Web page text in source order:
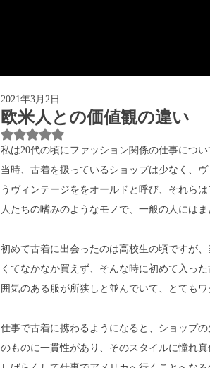
欧米人との価値観の違い
2021年3月2日
5つ星のうちNaNと評価されています。
私は20代の頃にファッション関係の仕事につい
当時、古着を扱っているショップは少なく、
うヴィンテージををオールドと呼び、それら
人たちの嗜みのようなモノで、一般の人には
初めて古着に出会ったのは高校生の頃ですが
くてなかなか買えず、そんな時に初めて入っ
囲気のある服が所狭しと並んでいて、とても
仕事で古着に携わるようになると、ショップ
のものに一貫性があり、そのスタイルに憧れ真